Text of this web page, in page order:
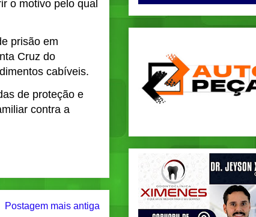
o motivo pelo qual
prisão em
Cruz do
cabíveis.
de proteção e
contra a
Postagem mais antiga